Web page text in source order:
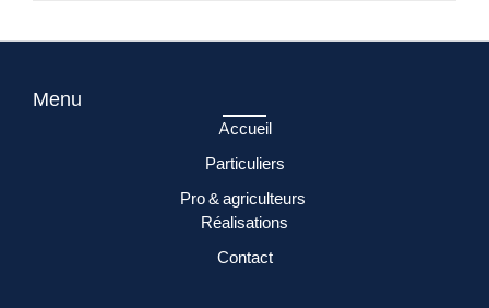
Menu
Accueil
Particuliers
Pro & agriculteurs
Réalisations
Contact